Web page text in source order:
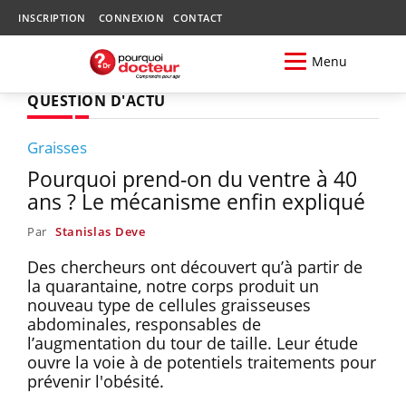
INSCRIPTION CONNEXION CONTACT
Menu
QUESTION D'ACTU
Graisses
Pourquoi prend-on du ventre à 40
ans ? Le mécanisme enfin expliqué
Par Stanislas Deve
Des chercheurs ont découvert qu’à partir de
la quarantaine, notre corps produit un
nouveau type de cellules graisseuses
abdominales, responsables de
l’augmentation du tour de taille. Leur étude
ouvre la voie à de potentiels traitements pour
prévenir l'obésité.